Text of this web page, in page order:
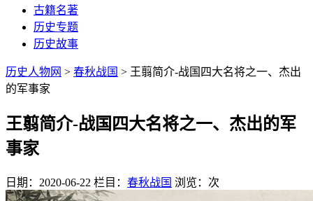
古籍名著
历史专题
历史故事
历史人物网 > 春秋战国 > 王翦简介-战国四大名将之一、杰出
的军事家
王翦简介-战国四大名将之一、杰出的军
事家
日期：2020-06-22 栏目： 春秋战国 浏览： 次